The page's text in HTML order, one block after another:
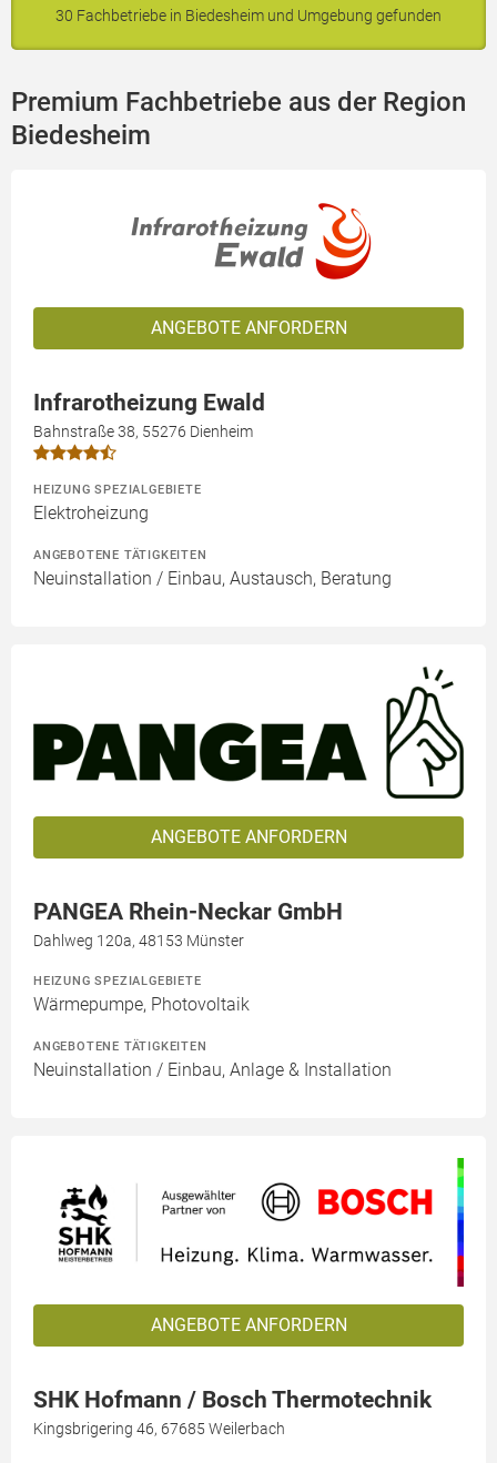
30 Fachbetriebe in Biedesheim und Umgebung gefunden
Premium Fachbetriebe aus der Region
Biedesheim
ANGEBOTE ANFORDERN
Infrarotheizung Ewald
Bahnstraße 38, 55276 Dienheim
HEIZUNG SPEZIALGEBIETE
Elektroheizung
ANGEBOTENE TÄTIGKEITEN
Neuinstallation / Einbau, Austausch, Beratung
ANGEBOTE ANFORDERN
PANGEA Rhein-Neckar GmbH
Dahlweg 120a, 48153 Münster
HEIZUNG SPEZIALGEBIETE
Wärmepumpe, Photovoltaik
ANGEBOTENE TÄTIGKEITEN
Neuinstallation / Einbau, Anlage & Installation
ANGEBOTE ANFORDERN
SHK Hofmann / Bosch Thermotechnik
Kingsbrigering 46, 67685 Weilerbach